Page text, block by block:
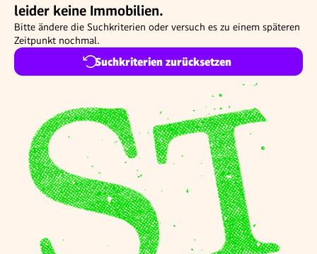
leider keine Immobilien.
Bitte ändere die Suchkriterien oder versuch es zu einem späteren
Zeitpunkt nochmal.
Suchkriterien zurücksetzen